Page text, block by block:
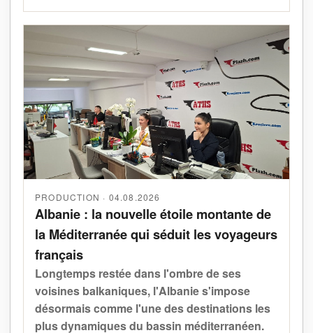
PRODUCTION · 04.08.2026
Albanie : la nouvelle étoile montante de
la Méditerranée qui séduit les voyageurs
français
Longtemps restée dans l'ombre de ses
voisines balkaniques, l'Albanie s'impose
désormais comme l'une des destinations les
plus dynamiques du bassin méditerranéen.